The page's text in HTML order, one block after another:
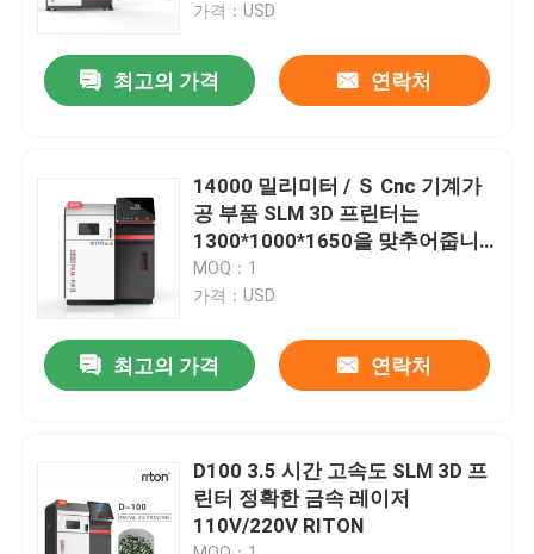
회사 소개
공장 투어
연락처
뉴스
모든 케이스
레이저는 3D 프린터를 금속을 입힙니다
치아 금속 3D 프린터
가격：USD
최고의 가격 연락처
14000 밀리미터 / Ｓ Cnc 기계가
공 부품 SLM 3D 프린터는
1300*1000*1650을 맞추어줍니
다
MOQ：1
가격：USD
최고의 가격 연락처
D100 3.5 시간 고속도 SLM 3D 프
린터 정확한 금속 레이저
110V/220V RITON